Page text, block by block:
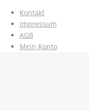
Kontakt
Impressum
AGB
Mein Konto